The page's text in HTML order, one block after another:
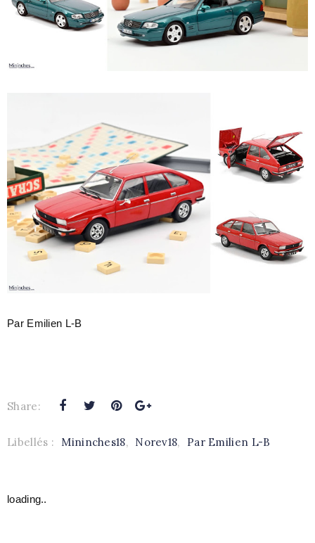
Par Emilien L-B
Share:
Libellés : Mininches18, Norev18, Par Emilien L-B
loading..